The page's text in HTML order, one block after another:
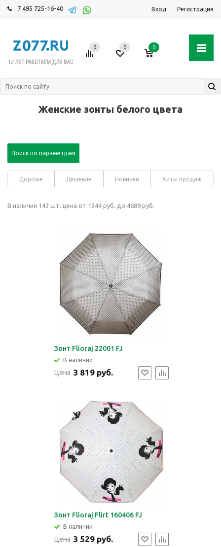
7 495 725-16-40 Вход Регистрация
0 0 0
Женские зонты белого цвета
Поиск по параметрам
Дороже Дешевле Новинки Хиты продаж
В наличии 143 шт. цена от 1344 руб. до 4689 руб.
Зонт Flioraj 22001 FJ
В наличии
Цена 3 819 руб.
Зонт Flioraj Flirt 160406 FJ
В наличии
Цена 3 529 руб.